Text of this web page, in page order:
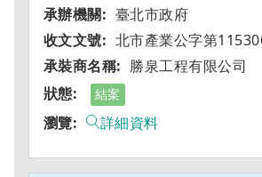
臺北市政府
北市產業公字第
勝泉工程有限公司
結案
詳細資料